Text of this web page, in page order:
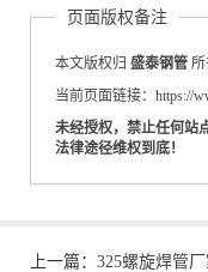
页面版权备注
本文版权归 盛泰钢管 所
当前页面链接：https://
未经授权，禁止任何站
法律途径维权到底！
上一篇： 325螺旋焊管厂